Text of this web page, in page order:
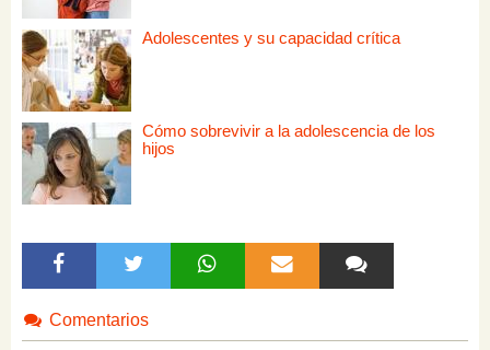
Adolescentes y su capacidad crítica
Cómo sobrevivir a la adolescencia de los
hijos
Comentarios